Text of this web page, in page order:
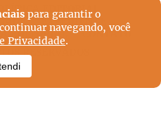
EDITORIAL
EXPEDIENTE
EDITORIAL
CONTATO
RESERVADOS
para garantir o
navegando, você
Privacidade.